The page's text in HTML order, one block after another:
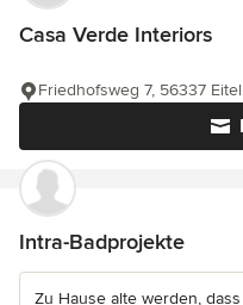
Casa Verde Interiors
Friedhofsweg 7, 56337
Intra-Badprojekte
Zu Hause alte werden,